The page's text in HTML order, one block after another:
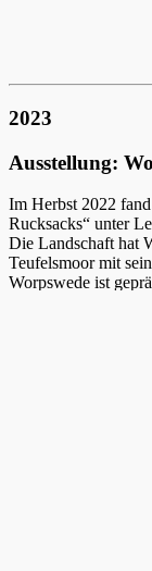
2023
Ausstellung:
Im Herbst 2022
Rucksacks“ unter
Die Landschaft hat
Teufelsmoor mit
Worpswede ist